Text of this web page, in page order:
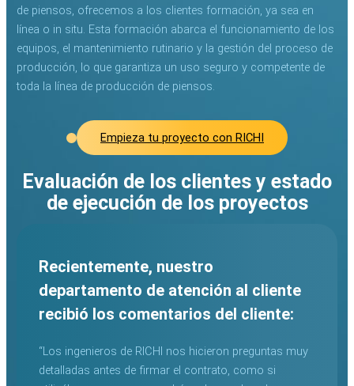
de piensos, ofrecemos a los clientes formación, ya sea en
línea o in situ. Esta formación abarca el funcionamiento de los
equipos, el mantenimiento rutinario y la gestión del proceso de
producción, lo que garantiza un uso seguro y competente de
toda la línea de producción de piensos.
Empieza tu proyecto con RICHI
Evaluación de los clientes y estado
de ejecución de los proyectos
Recientemente, nuestro
departamento de atención al cliente
recibió los comentarios del cliente:
“Los ingenieros de RICHI nos hicieron preguntas muy
detalladas antes de firmar el contrato, como si